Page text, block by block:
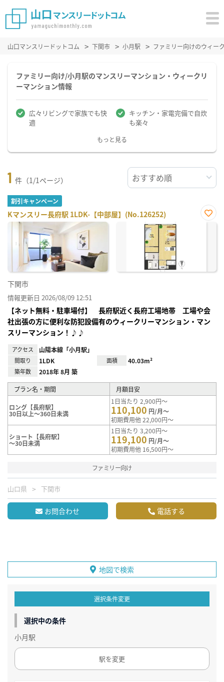
山口マンスリードットコム 下関市 小月駅 ファミリー向けのウィー
ファミリー向け/小月駅のマンスリーマンション・ウィークリ
ーマンション情報
広々リビングで家族でも快
適
キッチン・家電完備で自炊
も楽々
もっと見る
1 件（1/1ページ）
割引キャンペーン
Kマンスリー長府駅 1LDK-【中部屋】(No.126252)
お気
下関市
情報更新日 2026/08/09 12:51
【ネット無料・駐車場付】 長府駅近く長府工場地帯 工場や会
社出張の方に便利な防犯設備有のウィークリーマンション・マン
スリーマンション！♪♪
アクセス 山陽本線「小月駅」
間取り 1LDK 面積 40.03m²
築年数 2018年 8月 築
プラン名・期間 月額目安
ロング【長府駅】
30日以上～360日未満
1日当たり 2,900円～
110,100 円/月～
初期費用他 22,000円～
ショート【長府駅】
～30日未満
1日当たり 3,200円～
119,100 円/月～
初期費用他 16,500円～
ファミリー向け
山口県 下関市
お問合わせ 電話する
地図で検索
選択条件変更
選択中の条件
小月駅
駅を変更